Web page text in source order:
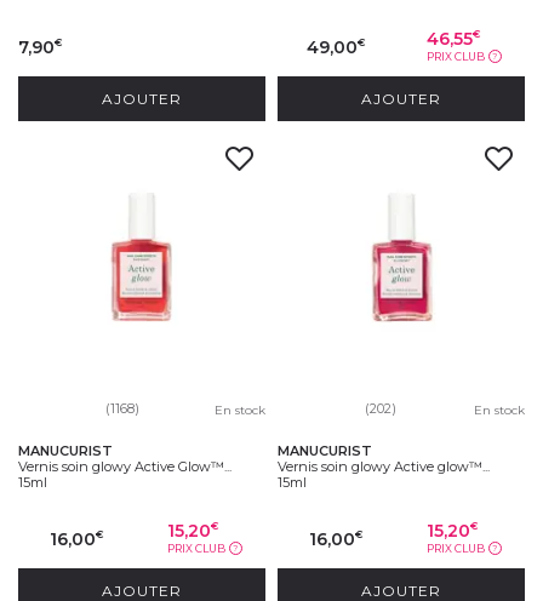
7,90€
AJOUTER
49,00€ 46,55€
PRIX CLUB ?
AJOUTER
(1168) En stock
MANUCURIST
Vernis soin glowy Active Glow™...
15ml
16,00€ 15,20€
PRIX CLUB ?
AJOUTER
(202) En stock
MANUCURIST
Vernis soin glowy Active glow™...
15ml
16,00€ 15,20€
PRIX CLUB ?
AJOUTER